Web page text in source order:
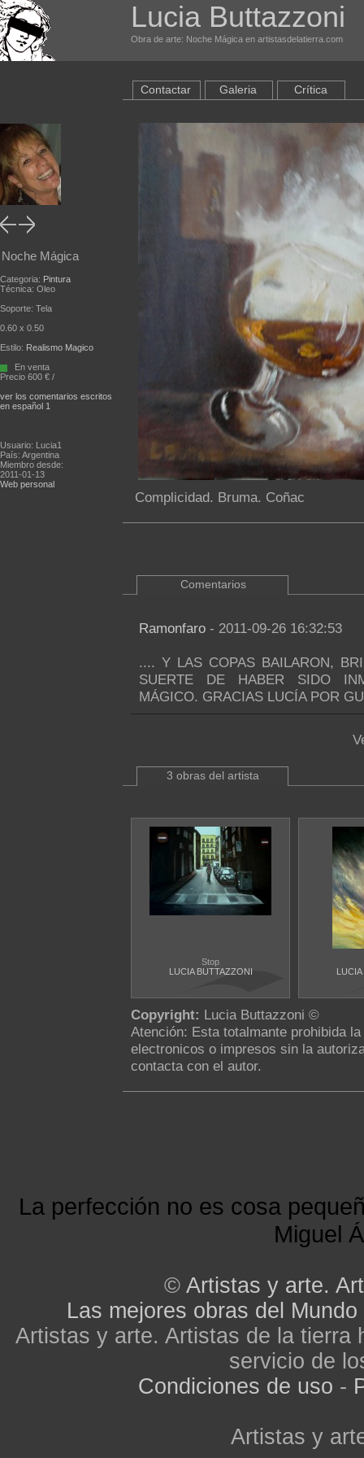
Lucia Buttazzoni
Obra de arte: Noche Mágica en artistasdelatierra.com
Noche Mágica
Categoria: Pintura
Técnica: Oleo
Soporte: Tela
0.60 x 0.50
Estilo: Realismo Magico
En venta
Precio 600 € /
ver los comentarios escritos
en español 1
Usuario: Lucia1
País: Argentina
Miembro desde:
2011-01-13
Web personal
Contactar Galeria Crítica
Complicidad. Bruma. Coñac
Comentarios
Ramonfaro - 2011-09-26 16:32:53
.... Y LAS COPAS BAILARON,
SUERTE DE HABER SIDO
MÁGICO. GRACIAS LUCÍA POR
3 obras del artista
Stop
LUCIA BUTTAZZONI
Copyright: Lucia Buttazzoni ©
Atención: Esta totalmante prohibida
electronicos o impresos sin la
contacta con el autor.
La perfección no es cosa
Miguel
© Artistas y arte.
Las mejores obras del Mundo
Artistas y arte. Artistas de la tierra
servicio de
Condiciones de uso -
Artistas y